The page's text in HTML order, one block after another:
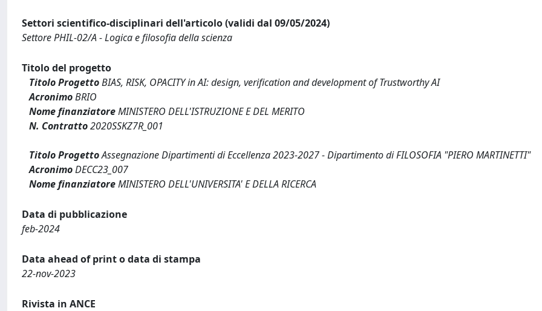
Settori scientifico-disciplinari dell'articolo (validi dal 09/05/2024)
Settore PHIL-02/A - Logica e filosofia della scienza
Titolo del progetto
Titolo ProgettoBIAS, RISK, OPACITY in AI: design, verification and development of Trustworthy AI
AcronimoBRIO
Nome finanziatoreMINISTERO DELL'ISTRUZIONE E DEL MERITO
N. Contratto2020SSKZ7R_001
Titolo ProgettoAssegnazione Dipartimenti di Eccellenza 2023-2027 - Dipartimento di FILOSOFIA "PIERO MARTINETTI"
AcronimoDECC23_007
Nome finanziatoreMINISTERO DELL'UNIVERSITA' E DELLA RICERCA
Data di pubblicazione
feb-2024
Data ahead of print o data di stampa
22-nov-2023
Rivista in ANCE